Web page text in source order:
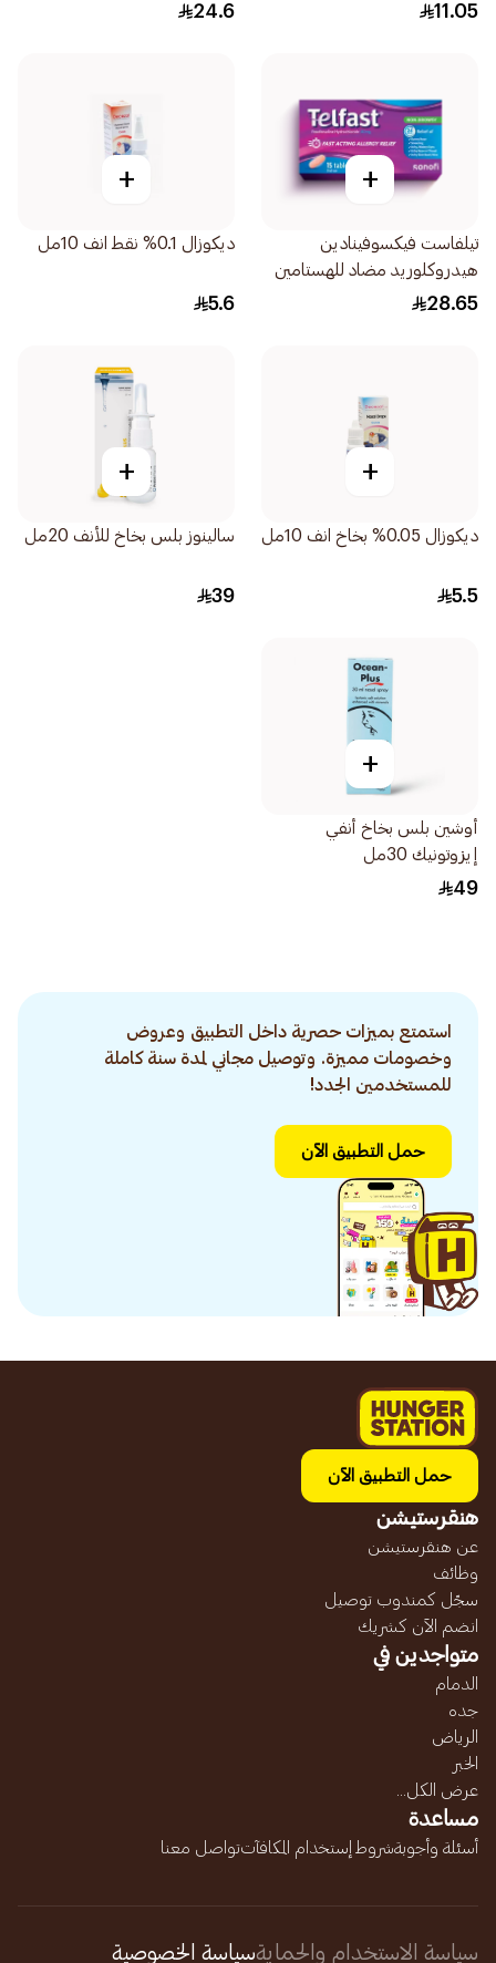
11.05
24.6
+
تيلفاست فيكسوفينادين
هيدروكلوريد مضاد للهستامين
15قرص
28.65
+
ديكوزال 0.1% نقط انف 10مل
5.6
+
ديكوزال 0.05% بخاخ انف 10مل
5.5
+
سالينوز بلس بخاخ للأنف 20مل
39
+
أوشين بلس بخاخ أنفي
إيزوتونيك 30مل
49
استمتع بميزات حصرية داخل التطبيق وعروض
وخصومات مميزة. وتوصيل مجاني لمدة سنة كاملة
للمستخدمين الجدد!
حمل التطبيق الآن
حمل التطبيق الآن
هنقرستيشن
عن هنقرستيشن
وظائف
سجّل كمندوب توصيل
انضم الآن كشريك
متواجدين في
الدمام
جده
الرياض
الخبر
عرض الكل...
مساعدة
أسئلة وأجوبةشروط إستخدام المكافآتتواصل معنا
سياسة الاستخدام والحمايةسياسة الخصوصية